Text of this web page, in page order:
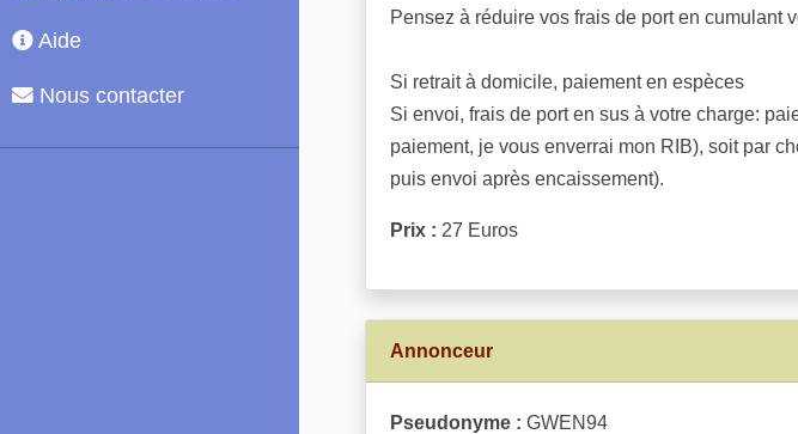
Aide
Nous contacter
Pensez à réduire vos frais de port en cumulant
Si retrait à domicile, paiement en espèces
Si envoi, frais de port en sus à votre charge:
paiement, je vous enverrai mon RIB), soit par
puis envoi après encaissement).
Prix : 27 Euros
Annonceur
Pseudonyme : GWEN94